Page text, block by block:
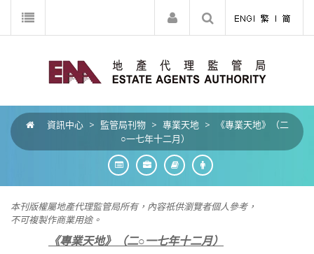
資訊中心 > 監管局刊物 > 專業天地 >
《專業天地》（二
○一七年十二月）
本刊版權屬地產代理監管局所有，內容祇供瀏覽者個人參考，
不可複製作商業用途。
《專業天地》（二○一七年十二月）